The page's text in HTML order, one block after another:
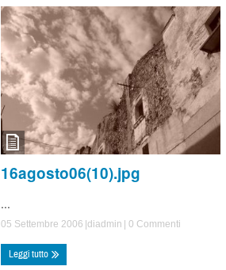
16agosto06(10).jpg
...
05 Settembre 2006 |diadmin | 0 Commenti
Leggi tutto